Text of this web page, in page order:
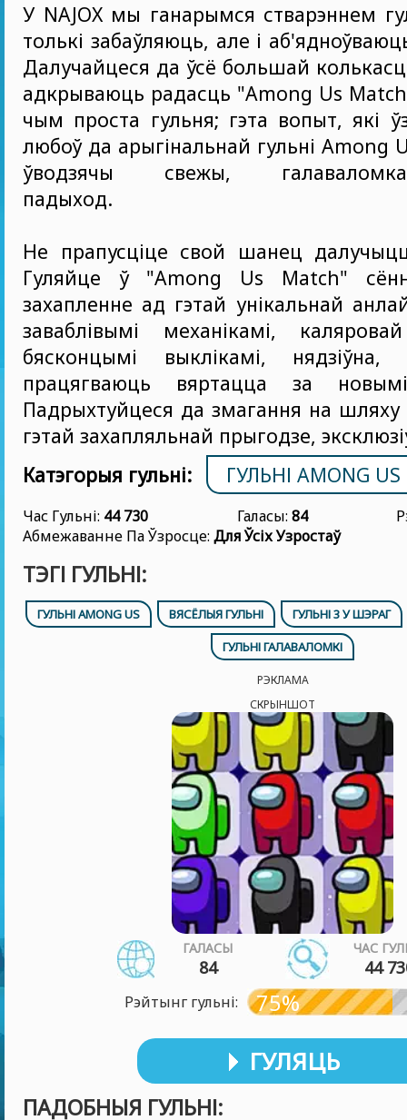
У NAJOX мы ганарымся стварэннем
толькі забаўляюць, але і
Далучайцеся да ўсё большай
адкрываюць радасць "Among Us
чым проста гульня; гэта вопыт, які
любоў да арыгінальнай гульні Among
ўводзячы свежы, галаваломка-
падыход.
Не прапусціце свой шанец
Гуляйце ў "Among Us Match"
захапленне ад гэтай унікальнай
заваблівымі механікамі,
бясконцымі выклікамі,
працягваюць вяртацца за
Падрыхтуйцеся да змагання на шляху
гэтай захапляльнай прыгодзе,
Катэгорыя гульні:
ГУЛЬНІ AMONG US
Час Гульні: 44 730 Галасы: 84
Абмежаванне Па Ўзросце: Для Ўсіх Узростаў
ТЭГІ ГУЛЬНІ:
ГУЛЬНІ AMONG US ВЯСЁЛЫЯ ГУЛЬНІ
ГУЛЬНІ 3 У ШЭРАГ
ГУЛЬНІ ГАЛАВАЛОМКІ
РЭКЛАМА
СКРЫНШОТ
ГАЛАСЫ
84
ЧАС
44
Рэйтынг гульні: 75%
ГУЛЯЦЬ
ПАДОБНЫЯ ГУЛЬНІ: